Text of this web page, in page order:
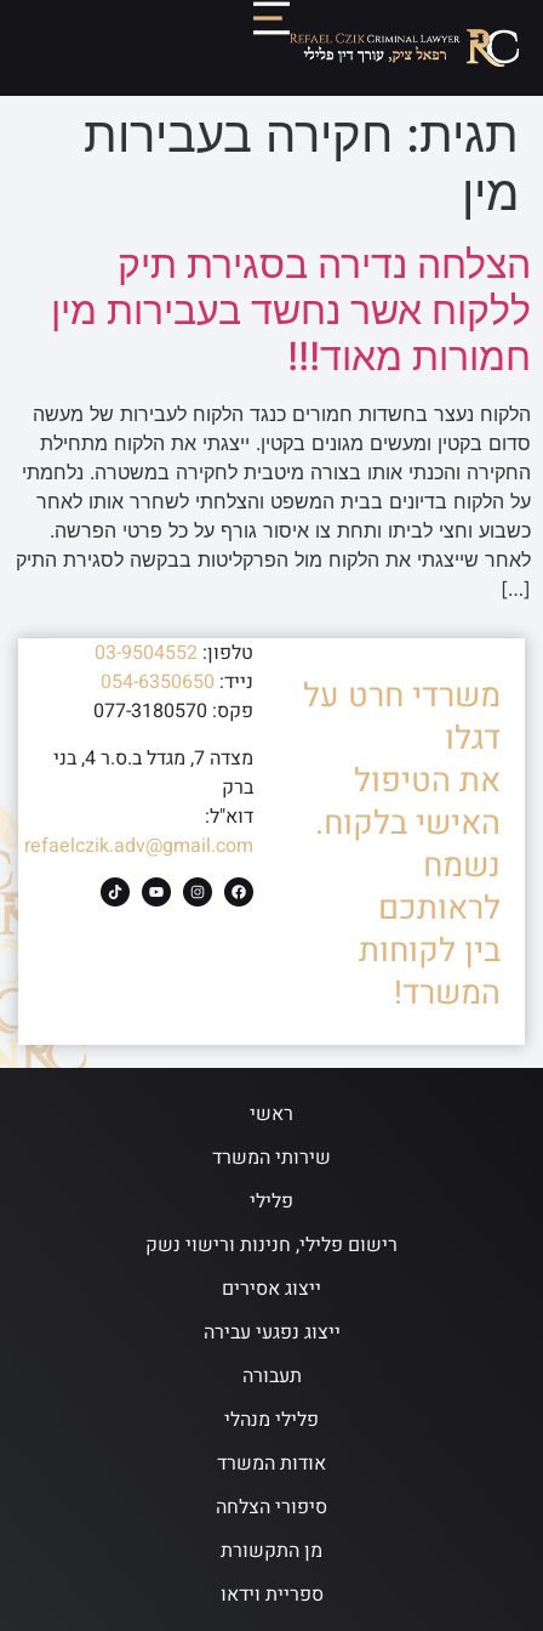
תגית: חקירה בעבירות
מין
הצלחה נדירה בסגירת תיק
ללקוח אשר נחשד בעבירות מין
חמורות מאוד!!!
הלקוח נעצר בחשדות חמורים כנגד הלקוח לעבירות של מעשה
סדום בקטין ומעשים מגונים בקטין. ייצגתי את הלקוח מתחילת
החקירה והכנתי אותו בצורה מיטבית לחקירה במשטרה. נלחמתי
על הלקוח בדיונים בבית המשפט והצלחתי לשחרר אותו לאחר
כשבוע וחצי לביתו ותחת צו איסור גורף על כל פרטי הפרשה.
לאחר שייצגתי את הלקוח מול הפרקליטות בבקשה לסגירת התיק
[…]
משרדי חרט על
דגלו
את הטיפול
האישי בלקוח.
נשמח
לראותכם
בין לקוחות
המשרד!
טלפון: 03-9504552
נייד: 054-6350650
פקס: 077-3180570
מצדה 7, מגדל ב.ס.ר 4, בני
ברק
דוא"ל:
refaelczik.adv@gmail.com
ראשי
שירותי המשרד
פלילי
רישום פלילי, חנינות ורישוי נשק
ייצוג אסירים
ייצוג נפגעי עבירה
תעבורה
פלילי מנהלי
אודות המשרד
סיפורי הצלחה
מן התקשורת
ספריית וידאו